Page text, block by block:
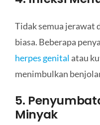
Tidak semua jerawat
biasa. Beberapa
herpes genital atau
menimbulkan
5.
Minyak